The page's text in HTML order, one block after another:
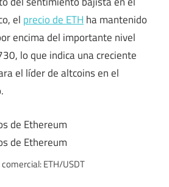
el precio de ETH ha mantenido
encima del importante nivel
lo que indica una creciente
el líder de altcoins en el
ETH/USDT